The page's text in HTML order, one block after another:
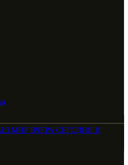
МИР ВЧЕРА СЕГОДНЯ И